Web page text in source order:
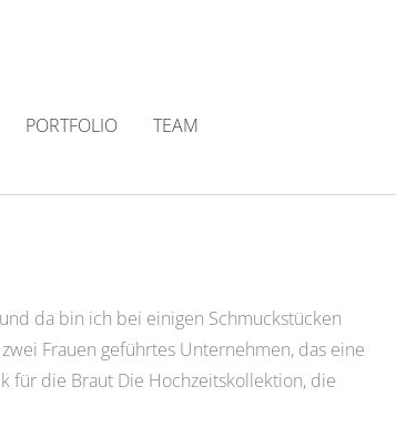
PORTFOLIO TEAM
da bin ich bei einigen Schmuckstücken
Frauen geführtes Unternehmen, das eine
für die Braut Die Hochzeitskollektion, die